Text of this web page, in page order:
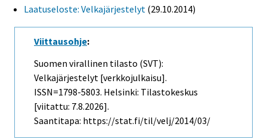
Laatuseloste: Velkajärjestelyt (29.10.2014)
Viittausohje:
Suomen virallinen tilasto (SVT):
Velkajärjestelyt [verkkojulkaisu].
ISSN=1798-5803. Helsinki: Tilastokeskus
[viitattu: 7.8.2026].
Saantitapa: https://stat.fi/til/velj/2014/03/